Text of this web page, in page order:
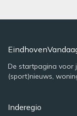
De startpagina voor
(sport)nieuws,
Inderegio